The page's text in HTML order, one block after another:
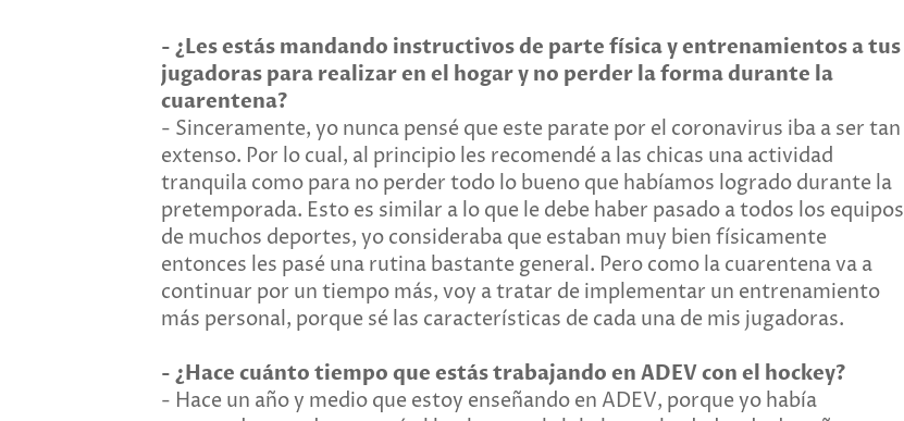
- ¿Les estás mandando instructivos de parte física y entrenamientos a tus
jugadoras para realizar en el hogar y no perder la forma durante la
cuarentena?
- Sinceramente, yo nunca pensé que este parate por el coronavirus iba a ser tan
extenso. Por lo cual, al principio les recomendé a las chicas una actividad
tranquila como para no perder todo lo bueno que habíamos logrado durante la
pretemporada. Esto es similar a lo que le debe haber pasado a todos los equipos
de muchos deportes, yo consideraba que estaban muy bien físicamente
entonces les pasé una rutina bastante general. Pero como la cuarentena va a
continuar por un tiempo más, voy a tratar de implementar un entrenamiento
más personal, porque sé las características de cada una de mis jugadoras.
- ¿Hace cuánto tiempo que estás trabajando en ADEV con el hockey?
- Hace un año y medio que estoy enseñando en ADEV, porque yo había